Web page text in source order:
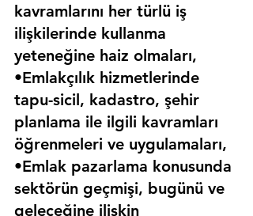
kavramlarını her türlü iş
ilişkilerinde kullanma
yeteneğine haiz olmaları,
•Emlakçılık hizmetlerinde
tapu-sicil, kadastro, şehir
planlama ile ilgili kavramları
öğrenmeleri ve uygulamaları,
•Emlak pazarlama konusunda
sektörün geçmişi, bugünü ve
geleceğine ilişkin